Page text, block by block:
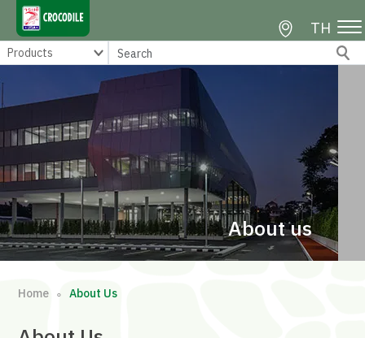
TH
About us
Home ∘ About Us